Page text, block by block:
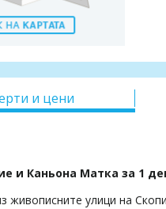
и цени
и Каньона Матка за 1
живописните улици на